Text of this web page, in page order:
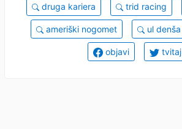
druga kariera trid racing
ameriški nogomet ul denša
objavi tvitaj